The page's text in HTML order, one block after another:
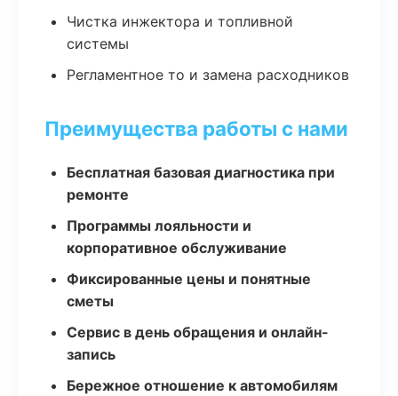
Чистка инжектора и топливной
системы
Регламентное то и замена расходников
Преимущества работы с нами
Бесплатная базовая диагностика при
ремонте
Программы лояльности и
корпоративное обслуживание
Фиксированные цены и понятные
сметы
Сервис в день обращения и онлайн-
запись
Бережное отношение к автомобилям